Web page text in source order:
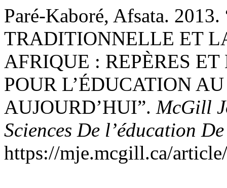
Paré-Kaboré, Afsata.
TRADITIONNELLE ET
AFRIQUE : REPÈRES
POUR L’ÉDUCATION
AUJOURD’HUI”. McGill
Sciences De l’éducation
https://mje.mcgill.ca/